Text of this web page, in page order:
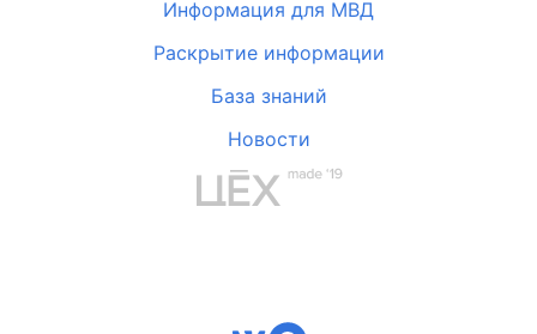
Информация для МВД
Раскрытие информации
База знаний
Новости